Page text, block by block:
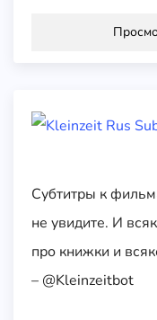
Субтитры к
не увидите. И
про книжки и
– @Kleinzeitbot